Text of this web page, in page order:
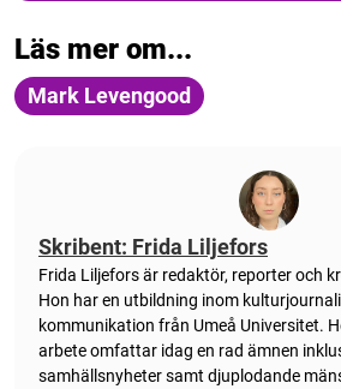
Läs mer om...
Mark Levengood
Skribent: Frida Liljefors
Frida Liljefors är redaktör, reporter och
Hon har en utbildning inom
kommunikation från Umeå Universitet.
arbete omfattar idag en rad ämnen
samhällsnyheter samt djuplodande